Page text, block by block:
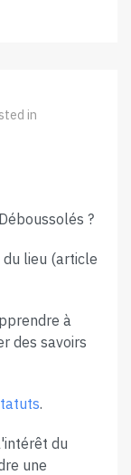
in
?
du lieu (article
à
des savoirs
.
du
une